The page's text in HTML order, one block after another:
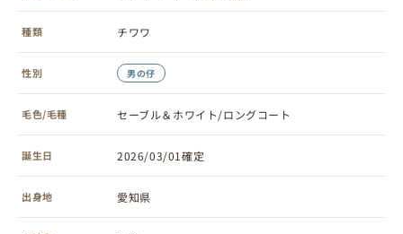
種類 チワワ
性別 男の仔
毛色/毛種 セーブル＆ホワイト/ロングコート
誕生日 2026/03/01確定
出身地 愛知県